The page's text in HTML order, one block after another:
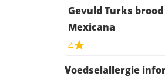
Gevuld Turks brood
Mexicana
4
Voedselallergie